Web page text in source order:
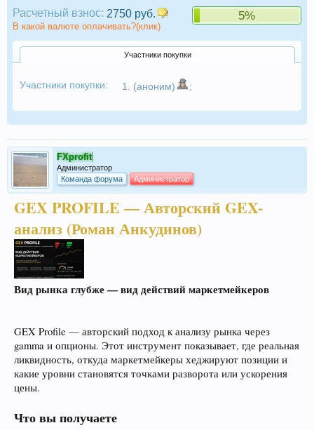
5%
Расчетный взнос: 2750 руб.
В какой валюте оплачивать?(клик)
Участники покупки
Участники покупки: 1. (аноним) ;
FXprofit
Администратор
Команда форума
Администратор
GEX PROFILE — Авторский GEX-
анализ (Роман Анкудинов)
Вид рынка глубже — вид действий маркетмейкеров
GEX Profile — авторский подход к анализу рынка через
gamma и опционы. Этот инструмент показывает, где реальная
ликвидность, откуда маркетмейкеры хеджируют позиции и
какие уровни становятся точками разворота или ускорения
цены.
Что вы получаете